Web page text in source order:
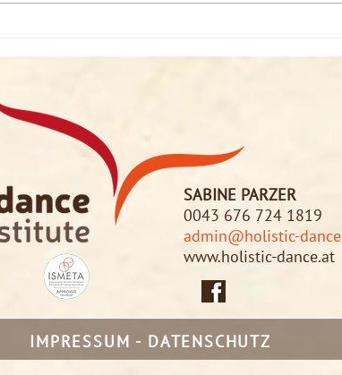
SABINE PARZER
0043 676 724 1819
admin@holistic-
www.holistic-dance.at
IMPRESSUM - DATENSCHUTZ